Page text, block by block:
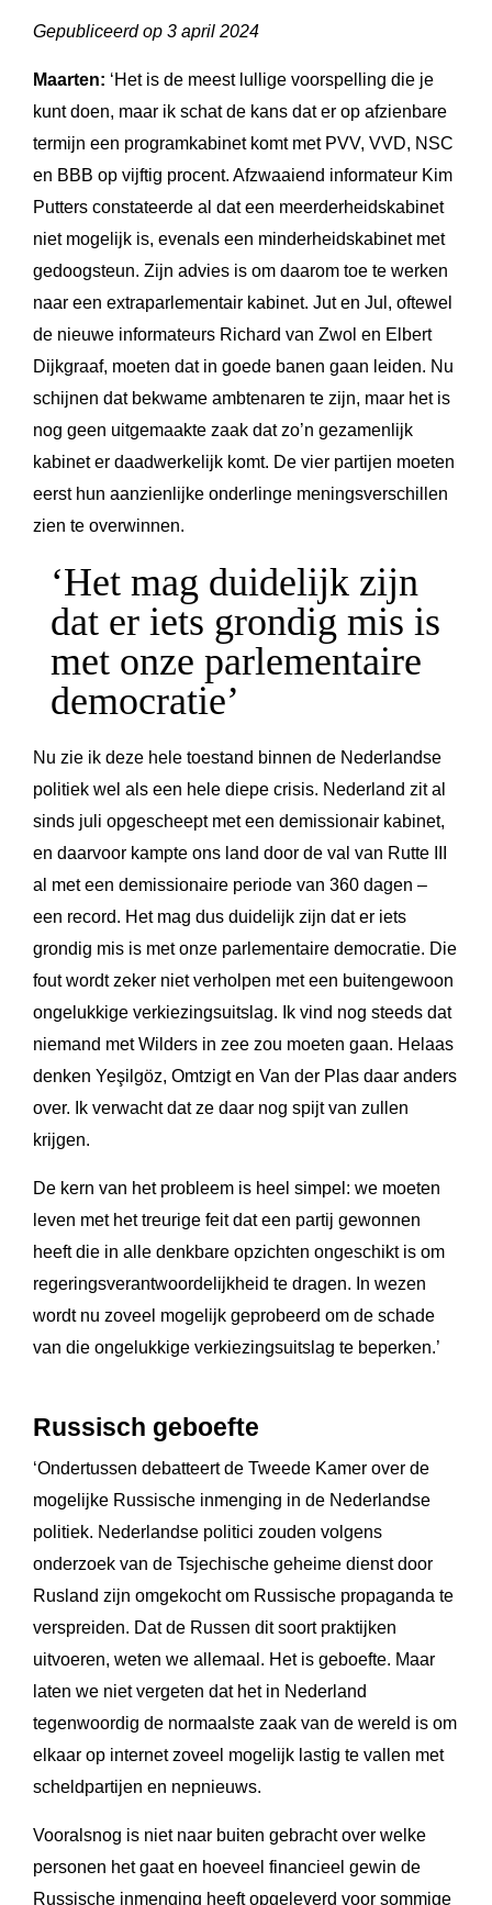
Gepubliceerd op 3 april 2024
Maarten: ‘Het is de meest lullige voorspelling die je
kunt doen, maar ik schat de kans dat er op afzienbare
termijn een programkabinet komt met PVV, VVD, NSC
en BBB op vijftig procent. Afzwaaiend informateur Kim
Putters constateerde al dat een meerderheidskabinet
niet mogelijk is, evenals een minderheidskabinet met
gedoogsteun. Zijn advies is om daarom toe te werken
naar een extraparlementair kabinet. Jut en Jul, oftewel
de nieuwe informateurs Richard van Zwol en Elbert
Dijkgraaf, moeten dat in goede banen gaan leiden. Nu
schijnen dat bekwame ambtenaren te zijn, maar het is
nog geen uitgemaakte zaak dat zo’n gezamenlijk
kabinet er daadwerkelijk komt. De vier partijen moeten
eerst hun aanzienlijke onderlinge meningsverschillen
zien te overwinnen.
‘Het mag duidelijk zijn
dat er iets grondig mis is
met onze parlementaire
democratie’
Nu zie ik deze hele toestand binnen de Nederlandse
politiek wel als een hele diepe crisis. Nederland zit al
sinds juli opgescheept met een demissionair kabinet,
en daarvoor kampte ons land door de val van Rutte III
al met een demissionaire periode van 360 dagen –
een record. Het mag dus duidelijk zijn dat er iets
grondig mis is met onze parlementaire democratie. Die
fout wordt zeker niet verholpen met een buitengewoon
ongelukkige verkiezingsuitslag. Ik vind nog steeds dat
niemand met Wilders in zee zou moeten gaan. Helaas
denken Yeşilgöz, Omtzigt en Van der Plas daar anders
over. Ik verwacht dat ze daar nog spijt van zullen
krijgen.
De kern van het probleem is heel simpel: we moeten
leven met het treurige feit dat een partij gewonnen
heeft die in alle denkbare opzichten ongeschikt is om
regeringsverantwoordelijkheid te dragen. In wezen
wordt nu zoveel mogelijk geprobeerd om de schade
van die ongelukkige verkiezingsuitslag te beperken.’
Russisch geboefte
‘Ondertussen debatteert de Tweede Kamer over de
mogelijke Russische inmenging in de Nederlandse
politiek. Nederlandse politici zouden volgens
onderzoek van de Tsjechische geheime dienst door
Rusland zijn omgekocht om Russische propaganda te
verspreiden. Dat de Russen dit soort praktijken
uitvoeren, weten we allemaal. Het is geboefte. Maar
laten we niet vergeten dat het in Nederland
tegenwoordig de normaalste zaak van de wereld is om
elkaar op internet zoveel mogelijk lastig te vallen met
scheldpartijen en nepnieuws.
Vooralsnog is niet naar buiten gebracht over welke
personen het gaat en hoeveel financieel gewin de
Russische inmenging heeft opgeleverd voor sommige